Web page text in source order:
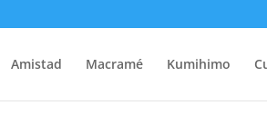
Amistad Macramé Kumihimo